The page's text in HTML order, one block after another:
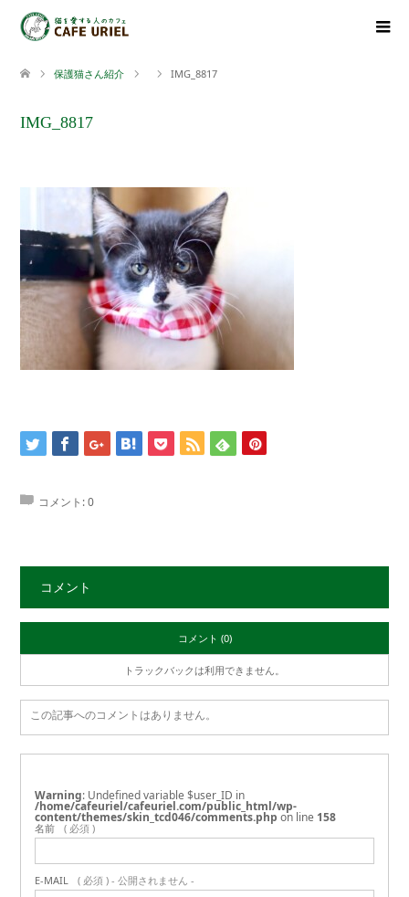
保護猫さん紹介 IMG_8817
IMG_8817
コメント:0
コメント
コメント (0)
トラックバックは利用できません。
この記事へのコメントはありません。
Warning : Undefined variable $user_ID in
/home/cafeuriel/cafeuriel.com/public_html/wp-
content/themes/skin_tcd046/comments.php on line 158
名前 ( 必須 )
E-MAIL ( 必須 ) - 公開されません -